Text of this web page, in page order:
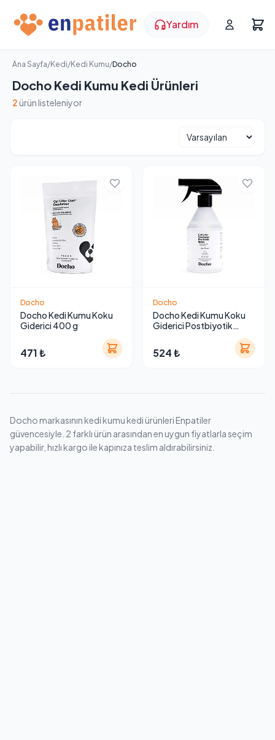
Yardım
Ana Sayfa/Kedi/Kedi Kumu/Docho
Docho Kedi Kumu Kedi Ürünleri
2 ürün listeleniyor
Docho
Docho Kedi Kumu Koku
Giderici 400 g
471 ₺
Docho
Docho Kedi Kumu Koku
Giderici Postbiyotik
524 ₺
Docho markasının kedi kumu kedi ürünleri Enpatiler
güvencesiyle. 2 farklı ürün arasından en uygun fiyatlarla seçim
yapabilir, hızlı kargo ile kapınıza teslim aldırabilirsiniz.